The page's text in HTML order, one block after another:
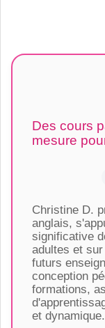
Des cours
mesure
Christine D.
anglais,
significative
adultes et
futurs
conception
formations,
et dynamique.